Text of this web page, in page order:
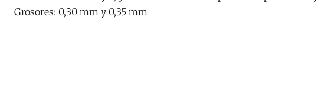
Grosores: 0,30 mm y 0,35 mm